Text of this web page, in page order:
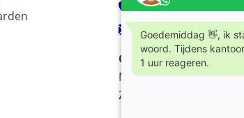
023-5326966
verkoop@kaptino.nl
Openingstijden:
Ma - Vr / 09.00 - 17.00
Za / 10.00 - 17.00